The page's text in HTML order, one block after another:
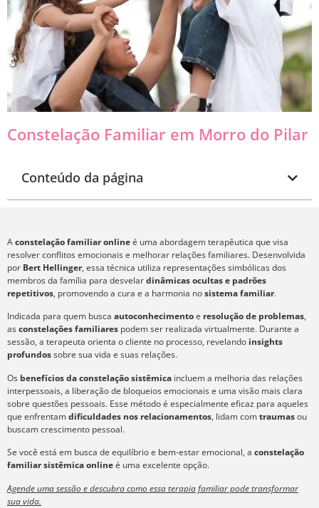
Constelação Familiar em Morro do Pilar
Conteúdo da página
Aconstelação familiar onlineé uma abordagem terapêutica que visa
resolver conflitos emocionais e melhorar relações familiares. Desenvolvida
por Bert Hellinger, essa técnica utiliza representações simbólicas dos
membros da família para desvelardinâmicas ocultas e padrões
repetitivos, promovendo a cura e a harmonia nosistema familiar.
Indicada para quem busca autoconhecimentoe resolução de problemas,
asconstelações familiares podem ser realizada virtualmente. Durante a
sessão, a terapeuta orienta o cliente no processo, revelando insights
profundossobre sua vida e suas relações.
Os benefícios da constelação sistêmica incluem a melhoria das relações
interpessoais, a liberação de bloqueios emocionais e uma visão mais clara
sobre questões pessoais. Esse método é especialmente eficaz para aqueles
que enfrentamdificuldades nos relacionamentos, lidam comtraumasou
buscam crescimento pessoal.
Se você está em busca de equilíbrio e bem-estar emocional, a constelação
familiar sistêmica onlineé uma excelente opção.
Agende uma sessão e descubra como essa terapia familiar pode transformar
sua vida.